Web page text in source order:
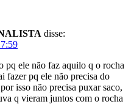
disse:
pq ele não faz aquilo q o rocha
fazer pq ele não precisa do
isso não precisa puxar saco,
q vieram juntos com o rocha